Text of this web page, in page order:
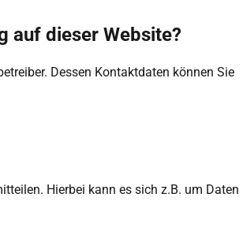
auf dieser Website?
Dessen Kontaktdaten können Sie
Hierbei kann es sich z.B. um Daten